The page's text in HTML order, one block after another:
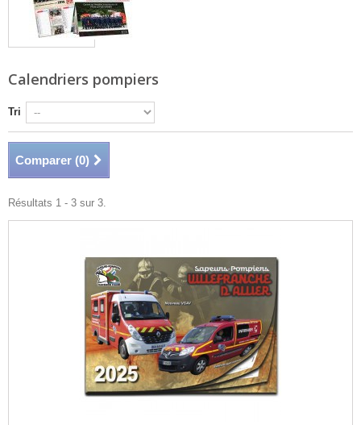
Calendriers pompiers
Tri
Comparer (0)
Résultats 1 - 3 sur 3.